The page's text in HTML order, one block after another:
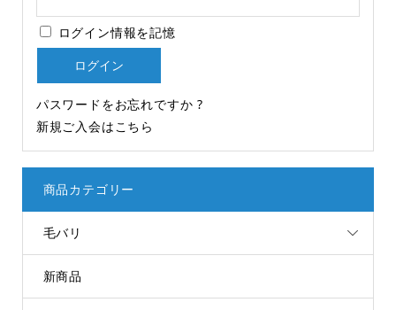
ログイン情報を記憶
パスワードをお忘れですか ?
新規ご入会はこちら
商品カテゴリー
毛バリ
新商品